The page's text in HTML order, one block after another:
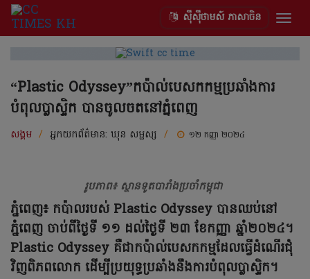
ស៊ីស៊ីថាមស៍ ភាសាចិន
“Plastic Odyssey”កប៉ាល់បេសកកម្មប្រឆាំងការ
បំពុលប្លាស្ទិក បានចូលចតនៅភ្នំពេញ
សង្គម / អ្នកយកព័ត៌មាន: ឃុន សម្ផស្ស / ១២ កញ្ញា ២០២៤
រូបភាព៖ ស្ថានទូតបារាំងប្រចាំកម្ពុជា
ភ្នំពេញ៖ កប៉ាលរបស់ Plastic Odyssey បានឈប់នៅ
ភ្នំពេញ ចាប់ពីថ្ងៃទី ១១ ដល់ថ្ងៃទី ២៣ ខែកញ្ញា ឆ្នាំ២០២៤។
Plastic Odyssey គឺជាកប៉ាល់បេសកកម្មដែលធ្វើដំណើរជុំ
វិញពិភពលោក ដើម្បីប្រយុទ្ធប្រឆាំងនឹងការបំពុលប្លាស្ទិក។